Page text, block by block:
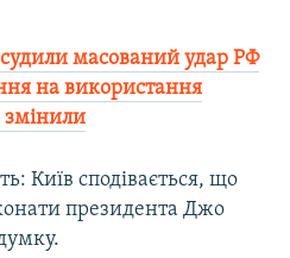
масований удар РФ
на використання
змінили
Київ сподівається, що
президента Джо